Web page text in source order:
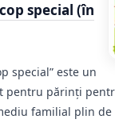
special (în
special” este un
pentru părinți
familial plin de